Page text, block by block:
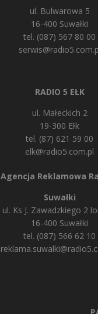
ul. Bulwarowa 5
16-400 Suwałki
tel. (087) 567 80 00
RADIO 5 EŁK
ul. Małeckich 2
19-300 Ełk
tel. (87) 621 59 00
elk@radio5.com.pl
Agencja Reklamowa
Suwałki
ul. Ks J. Zawadzkiego 2
16-400 Suwałki
tel. (087) 566 62 10